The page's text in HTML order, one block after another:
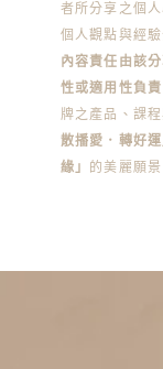
者所分享之個
個人觀點與經驗
內容責任由該
性或適用性負
牌之產品、課
散播愛．轉好運
緣」
的美麗願景